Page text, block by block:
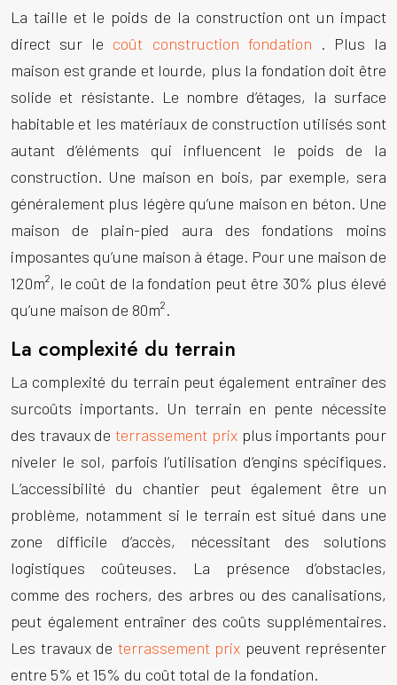
La taille et le poids de la construction ont un impact
direct sur le coût construction fondation . Plus la
maison est grande et lourde, plus la fondation doit être
solide et résistante. Le nombre d’étages, la surface
habitable et les matériaux de construction utilisés sont
autant d’éléments qui influencent le poids de la
construction. Une maison en bois, par exemple, sera
généralement plus légère qu’une maison en béton. Une
maison de plain-pied aura des fondations moins
imposantes qu’une maison à étage. Pour une maison de
120m², le coût de la fondation peut être 30% plus élevé
qu’une maison de 80m².
La complexité du terrain
La complexité du terrain peut également entraîner des
surcoûts importants. Un terrain en pente nécessite
des travaux deterrassement prix plus importants pour
niveler le sol, parfois l’utilisation d’engins spécifiques.
L’accessibilité du chantier peut également être un
problème, notamment si le terrain est situé dans une
zone difficile d’accès, nécessitant des solutions
logistiques coûteuses. La présence d’obstacles,
comme des rochers, des arbres ou des canalisations,
peut également entraîner des coûts supplémentaires.
Les travaux de terrassement prix peuvent représenter
entre 5% et 15% du coût total de la fondation.